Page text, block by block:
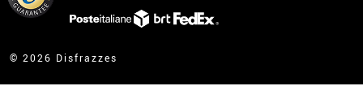
contatto@disfrazzes.it
© 2026 Disfrazzes